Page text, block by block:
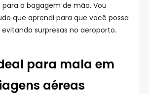
a bagagem de mão. Vou
que aprendi para que você possa
surpresas no aeroporto.
para mala em
aéreas